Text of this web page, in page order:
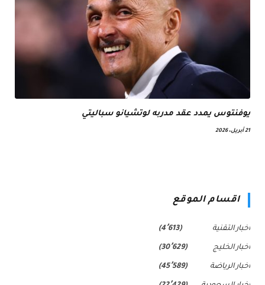
يوفنتوس يمدد عقد مدربه لوتشيانو سباليتي
21 أبريل، 2026
اقسام الموقع
اخبار التقنية (4٬613)
اخبار الخليج (30٬629)
اخبار الرياضة (45٬589)